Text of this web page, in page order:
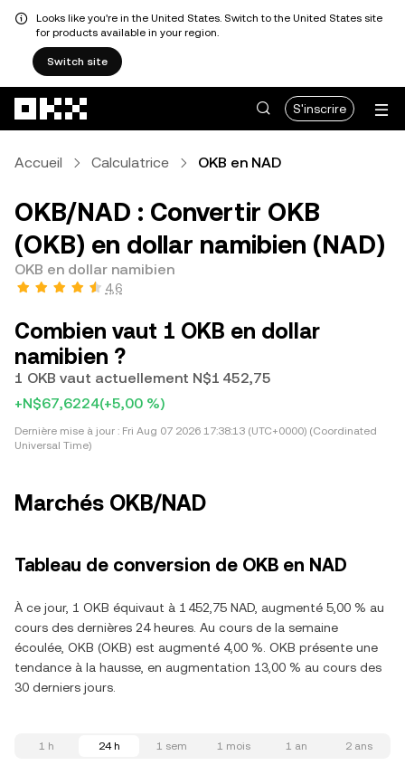
Looks like you're in the United States. Switch to the United States site
for products available in your region.
Switch site
S'inscrire
Accueil Calculatrice OKB en NAD
OKB/NAD : Convertir OKB
(OKB) en dollar namibien (NAD)
OKB en dollar namibien
4,6
Combien vaut 1 OKB en dollar
namibien ?
1 OKB vaut actuellement N$1 452,75
+N$67,6224(+5,00 %)
Dernière mise à jour : Fri Aug 07 2026 17:38:13 (UTC+0000) (Coordinated
Universal Time)
Marchés OKB/NAD
Tableau de conversion de OKB en NAD
À ce jour, 1 OKB équivaut à 1 452,75 NAD, augmenté 5,00 % au
cours des dernières 24 heures. Au cours de la semaine
écoulée, OKB (OKB) est augmenté 4,00 %. OKB présente une
tendance à la hausse, en augmentation 13,00 % au cours des
30 derniers jours.
1 h 24 h 1 sem 1 mois 1 an 2 ans